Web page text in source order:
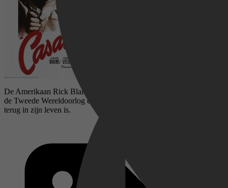
De Amerikaan Rick Blaine runt een Marokkaanse nachtclub tijdens
de Tweede Wereldoorlog en raakt verstrengeld met zijn ex die weer
terug in zijn leven is.